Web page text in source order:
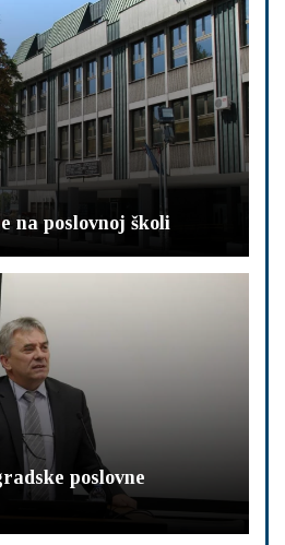
na poslovnoj školi
poslovne